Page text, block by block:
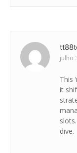
julho
This
it
dive.